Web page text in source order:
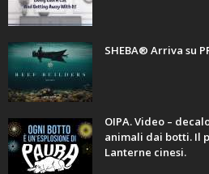
SHEBA® Arriva su
OIPA. Video –
animali dai botti. Il
Lanterne cinesi.